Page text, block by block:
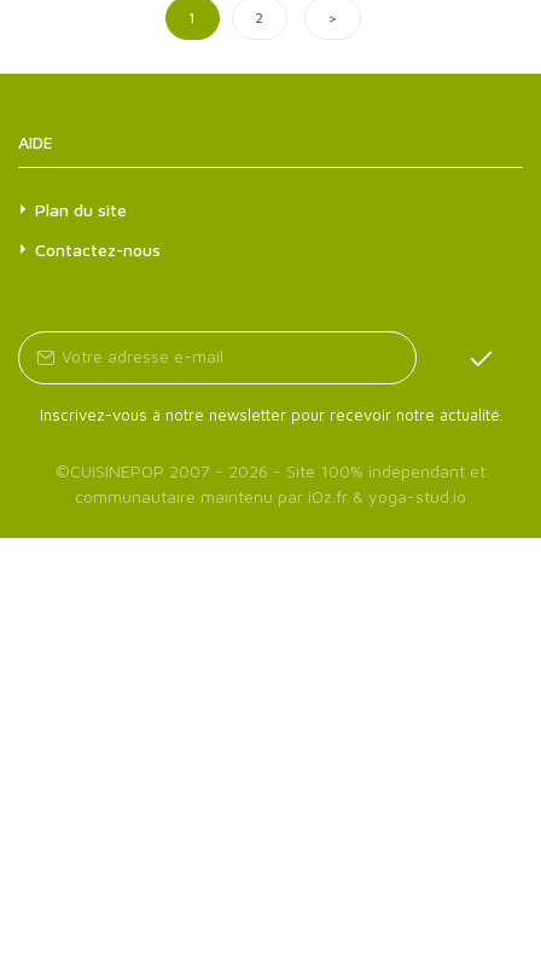
1 2 >
AIDE
Plan du site
Contactez-nous
Inscrivez-vous à notre newsletter pour recevoir notre actualité.
©CUISINEPOP 2007 - 2026 - Site 100% indépendant et
communautaire maintenu par iOz.fr & yoga-stud.io